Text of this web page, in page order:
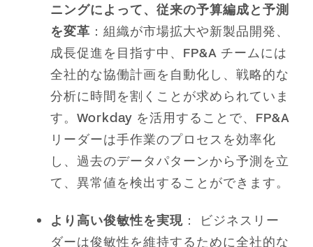
ニングによって、従来の予算編成と予測
を変革 ：組織が市場拡大や新製品開発、
成長促進を目指す中、FP&A チームには
全社的な協働計画を自動化し、戦略的な
分析に時間を割くことが求められていま
す。Workday を活用することで、FP&A
リーダーは手作業のプロセスを効率化
し、過去のデータパターンから予測を立
て、異常値を検出することができます。
より高い俊敏性を実現 ： ビジネスリー
ダーは俊敏性を維持するために全社的な